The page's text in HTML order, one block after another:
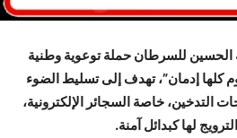
للسرطان حملة توعوية وطنية
كلها إدمان”، تهدف إلى تسليط الضوء
التدخين، خاصة السجائر الإلكترونية،
لها كبدائل آمنة.